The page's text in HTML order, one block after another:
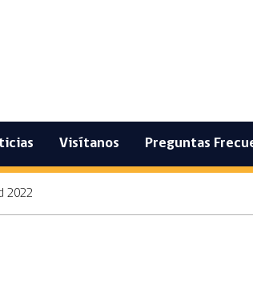
Visítanos Preguntas
2022